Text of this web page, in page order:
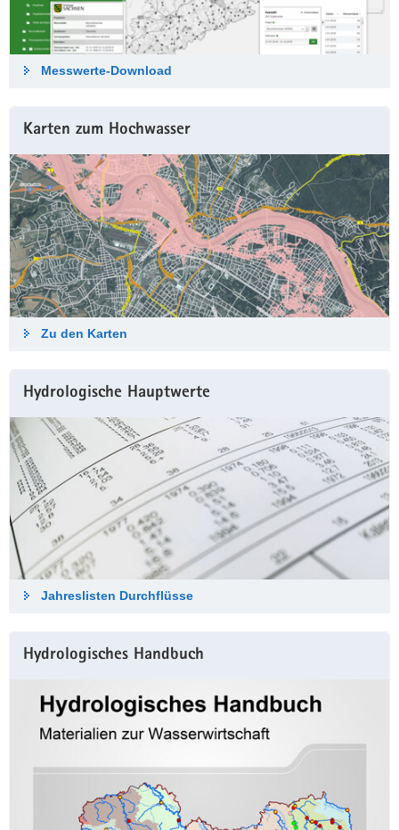
Messwerte-Down­load
Karten zum Hochwasser
Zu den Karten
Hydrologische Haupt­werte
Jahreslisten Durch­flüsse
Hydrologisches Hand­buch